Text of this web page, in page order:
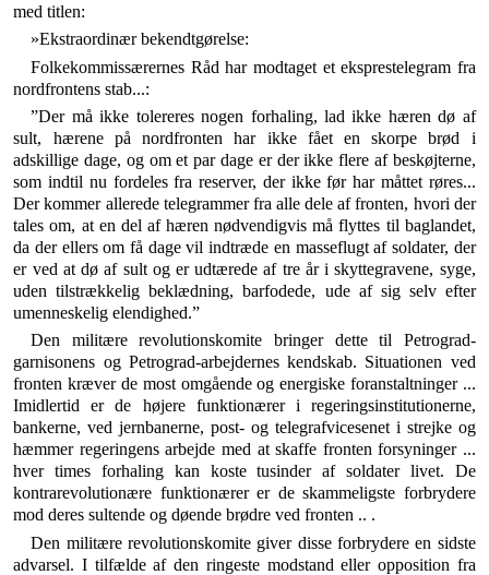
med titlen:
»Ekstraordinær bekendtgørelse:
Folkekommissærernes Råd har modtaget et eksprestelegram fra
nordfrontens stab...:
”Der må ikke tolereres nogen forhaling, lad ikke hæren dø af
sult, hærene på nordfronten har ikke fået en skorpe brød i
adskillige dage, og om et par dage er der ikke flere af beskøj­terne,
som indtil nu fordeles fra reserver, der ikke før har måttet røres...
Der kommer allerede telegrammer fra alle dele af fronten, hvori der
tales om, at en del af hæren nød­vendigvis må flyttes til baglandet,
da der ellers om få dage vil indtræde en masseflugt af soldater, der
er ved at dø af sult og er udtærede af tre år i skyttegravene, syge,
uden tilstræk­kelig beklædning, barfodede, ude af sig selv efter
umenneske­lig elendighed.”
Den militære revolutionskomite bringer dette til Petrograd­
garnisonens og Petrograd-arbejdernes kendskab. Situationen ved
fronten kræver de most omgående og energiske foranstalt­ninger ...
Imidlertid er de højere funktionærer i regerings­institutionerne,
bankerne, ved jernbanerne, post- og telegraf­vicesenet i strejke og
hæmmer regeringens arbejde med at skaf­fe fronten forsyninger ...
hver times forhaling kan koste tu­sinder af soldater livet. De
kontrarevolutionære funktionærer er de skammeligste forbrydere
mod deres sultende og døende brødre ved fronten .. .
Den militære revolutionskomite giver disse forbrydere en sidste
advarsel. I tilfælde af den ringeste modstand eller opposition fra